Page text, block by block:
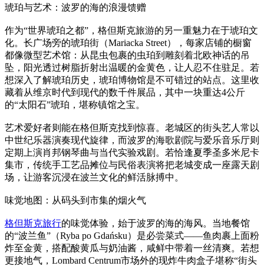
琥珀与艺术：波罗的海的浪漫馈赠
作为“世界琥珀之都”，格但斯克旅游的另一重魅力在于琥珀文
化。长广场旁的琥珀街（Mariacka Street），每家店铺的橱窗
都像微型艺术馆：从昆虫包裹的虫珀到雕刻着北欧神话的吊
坠，阳光透过树脂折射出温暖的金黄色，让人忍不住驻足。若
想深入了解琥珀历史，琥珀博物馆是不可错过的站点。这里收
藏着从维京时代到现代的数千件展品，其中一块重达4公斤
的“太阳石”琥珀，堪称镇馆之宝。
艺术爱好者则能在格但斯克找到惊喜。老城区的街头艺人常以
中世纪乐器演奏现代旋律，而波罗的海歌剧院与爱乐音乐厅则
定期上演肖邦钢琴曲与当代实验戏剧。若恰逢夏季圣多米尼卡
集市，传统手工艺品摊位与民俗表演将把老城变成一座露天剧
场，让游客沉浸在波兰文化的鲜活脉搏中。
味觉地图：从码头到市集的烟火气
格但斯克旅行的味觉体验，始于波罗的海的海风。当地餐馆
的“波兰鱼”（Ryba po Gdańsku）是必尝菜式——鱼肉裹上面粉
炸至金黄，搭配酸黄瓜与奶油酱，咸鲜中带着一丝清爽。若想
更接地气，Lombard Centrum市场外的现炸牛肉盒子堪称“街头